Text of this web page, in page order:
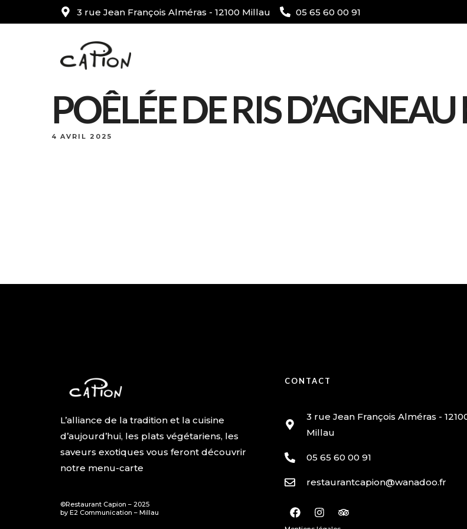
3 rue Jean François Alméras - 12100 Millau 05 65 60 00 91
POÊLÉE DE RIS
4 AVRIL 2025
L’alliance de la tradition et la cuisine
d’aujourd’hui, les plats végétariens, les
saveurs exotiques vous feront découvrir
notre menu-carte
©Restaurant Capion – 2025
by E2 Communication – Millau
CONTACT
3 rue Jean François Alméras -
Millau
05 65 60 00 91
restaurantcapion@wanadoo.fr